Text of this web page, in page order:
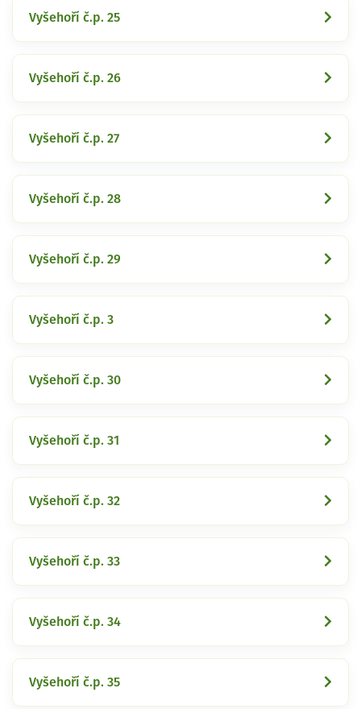
Vyšehoří č.p. 25
Vyšehoří č.p. 26
Vyšehoří č.p. 27
Vyšehoří č.p. 28
Vyšehoří č.p. 29
Vyšehoří č.p. 3
Vyšehoří č.p. 30
Vyšehoří č.p. 31
Vyšehoří č.p. 32
Vyšehoří č.p. 33
Vyšehoří č.p. 34
Vyšehoří č.p. 35